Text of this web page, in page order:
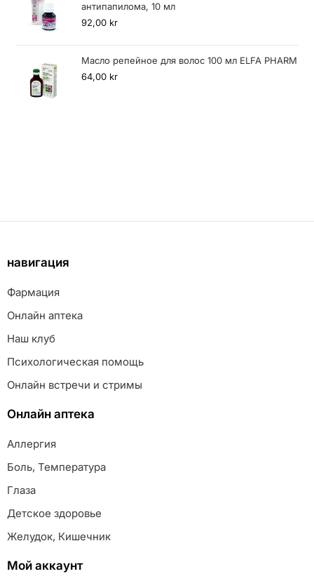
антипапилома, 10 мл
92,00 kr
Масло репейное для волос 100 мл ELFA PHARM
64,00 kr
навигация
Фармация
Онлайн аптека
Наш клуб
Психологическая помощь
Онлайн встречи и стримы
Онлайн аптека
Аллергия
Боль, Температура
Глаза
Детское здоровье
Желудок, Кишечник
Мой аккаунт